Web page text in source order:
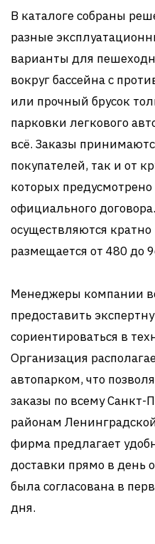
В каталоге собраны
разные
варианты для
вокруг бассейна с
или прочный брусок
парковки легкового
всё. Заказы
покупателей, так и от
которых
официального
осуществляются
размещается от 480 до
Менеджеры компании
предоставить
сориентироваться в
Организация
автопарком, что
заказы по всему Санкт-
районам
фирма предлагает
доставки прямо в день
была согласована в
дня.